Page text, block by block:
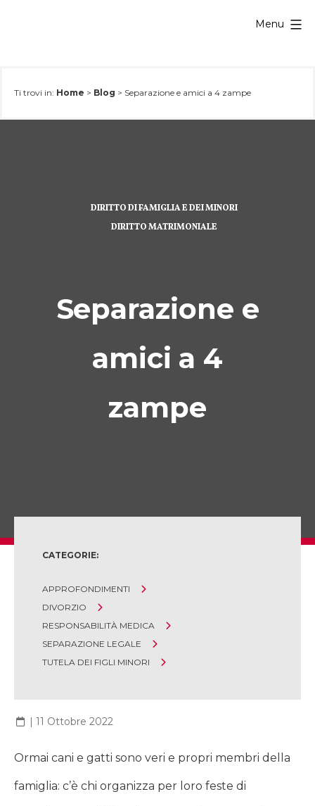
Menu
Ti trovi in: Home > Blog > Separazione e amici a 4 zampe
DIRITTO DI FAMIGLIA E DEI MINORI
DIRITTO MATRIMONIALE
Separazione e
amici a 4
zampe
CATEGORIE:
APPROFONDIMENTI
DIVORZIO
RESPONSABILITÀ MEDICA
SEPARAZIONE LEGALE
TUTELA DEI FIGLI MINORI
| 11 Ottobre 2022
Ormai cani e gatti sono veri e propri membri della
famiglia: c’è chi organizza per loro feste di